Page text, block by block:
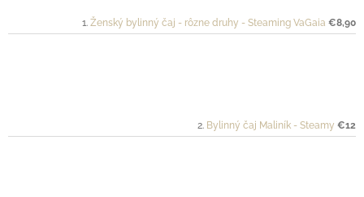
Ženský bylinný čaj - rôzne druhy - Steaming VaGaia €8,90
Bylinný čaj Maliník - Steamy €12